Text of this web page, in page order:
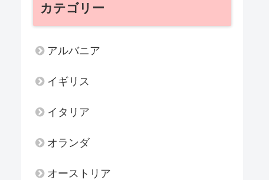
カテゴリー
アルバニア
イギリス
イタリア
オランダ
オーストリア